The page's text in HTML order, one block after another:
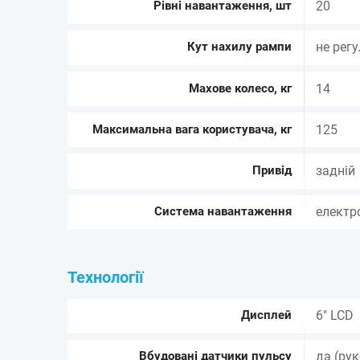
Рівні навантаження, шт 20
Кут нахилу рампи не
Махове колесо, кг 14
Максимальна вага користувача, кг 125
Привід задній
Система навантаження
Технології
Дисплей 6" LCD
Вбудовані датчики пульсу да